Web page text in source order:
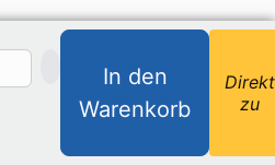
In den
Warenkorb
Direkt
zu